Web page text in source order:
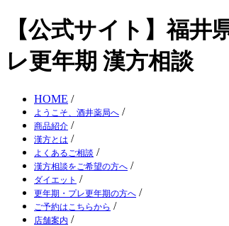
【公式サイト】福
レ更年期 漢方相談
HOME /
ようこそ、酒井薬局へ /
商品紹介 /
漢方とは /
よくあるご相談 /
漢方相談をご希望の方へ /
ダイエット /
更年期・プレ更年期の方へ /
ご予約はこちらから /
店舗案内 /